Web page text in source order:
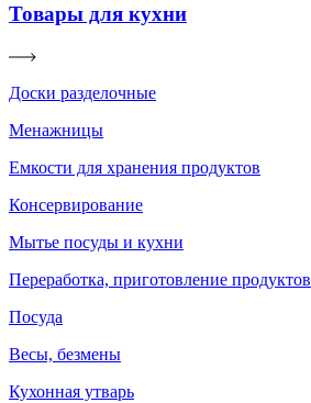
Товары для кухни
Доски разделочные
Менажницы
Емкости для хранения продуктов
Консервирование
Мытье посуды и кухни
Переработка, приготовление продуктов
Посуда
Весы, безмены
Кухонная утварь